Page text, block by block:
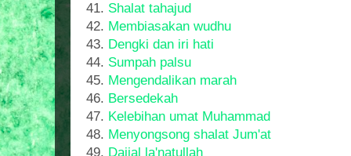
41. Shalat tahajud
42. Membiasakan wudhu
43. Dengki dan iri hati
44. Sumpah palsu
45. Mengendalikan marah
46. Bersedekah
47. Kelebihan umat Muhammad
48. Menyongsong shalat Jum'at
49. Dajjal la'natullah